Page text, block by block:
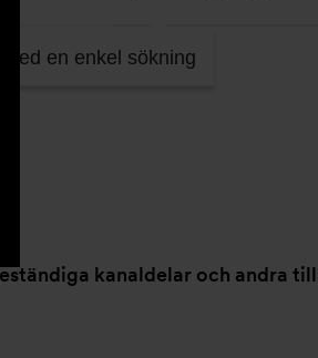
en enkel sökning
kanaldelar och andra